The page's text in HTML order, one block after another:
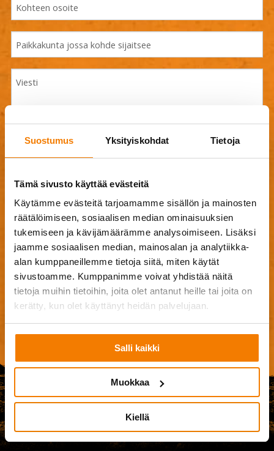
Suostumus Yksityiskohdat Tietoja
Tämä sivusto käyttää evästeitä
Käytämme evästeitä tarjoamamme sisällön ja mainosten
räätälöimiseen, sosiaalisen median ominaisuuksien
tukemiseen ja kävijämäärämme analysoimiseen. Lisäksi
jaamme sosiaalisen median, mainosalan ja analytiikka-
alan kumppaneillemme tietoja siitä, miten käytät
sivustoamme. Kumppanimme voivat yhdistää näitä
tietoja muihin tietoihin, joita olet antanut heille tai joita on
kerätty, kun olet käyttänyt heidän palvelujaan.
Salli kaikki
Muokkaa
Kiellä
Drag & Drop Files Here
Browse Files
Hyväksynkäyttöehdot.